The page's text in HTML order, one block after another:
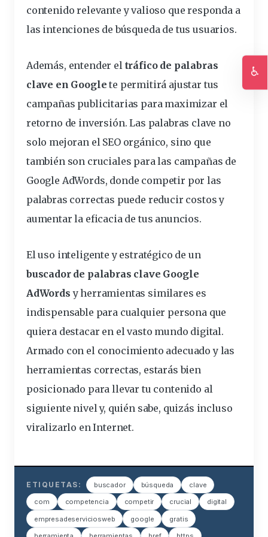
contenido relevante y valioso que responda a
las intenciones de búsqueda de tus usuarios.
Además, entender el tráfico de palabras
clave en Google te permitirá ajustar tus
campañas publicitarias para maximizar el
retorno de inversión. Las palabras clave no
solo mejoran el SEO orgánico, sino que
también son cruciales para las campañas de
Google AdWords, donde competir por las
palabras correctas puede reducir costos y
aumentar la eficacia de tus anuncios.
El uso inteligente y estratégico de un
buscador de palabras clave Google
AdWords y herramientas similares es
indispensable para cualquier persona que
quiera destacar en el vasto mundo digital.
Armado con el conocimiento adecuado y las
herramientas correctas, estarás bien
posicionado para llevar tu contenido al
siguiente nivel y, quién sabe, quizás incluso
viralizarlo en Internet.
ETIQUETAS: buscador búsqueda clave
com competencia competir crucial digital
empresadeserviciosweb google gratis
♿